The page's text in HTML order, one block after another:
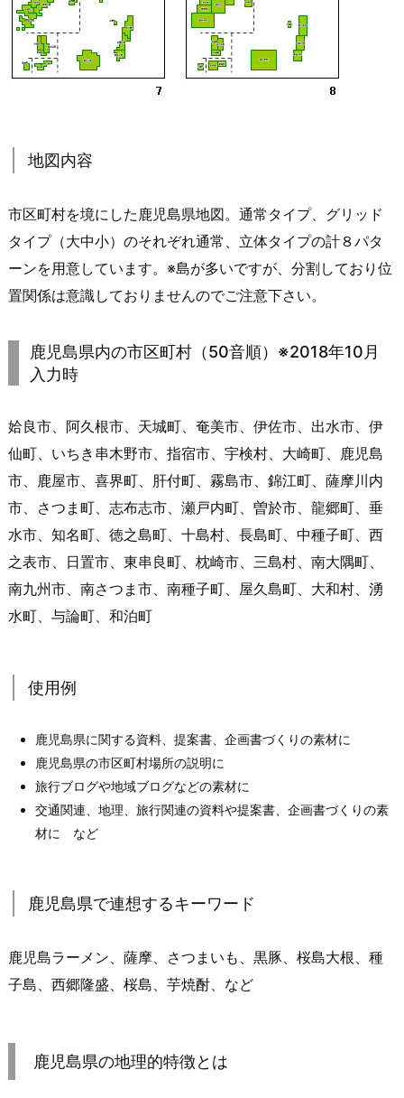
地図内容
市区町村を境にした鹿児島県地図。通常タイプ、グリッド
タイプ（大中小）のそれぞれ通常、立体タイプの計８パタ
ーンを用意しています。※島が多いですが、分割しており位
置関係は意識しておりませんのでご注意下さい。
鹿児島県内の市区町村（50音順）※2018年10月
入力時
姶良市、阿久根市、天城町、奄美市、伊佐市、出水市、伊
仙町、いちき串木野市、指宿市、宇検村、大崎町、鹿児島
市、鹿屋市、喜界町、肝付町、霧島市、錦江町、薩摩川内
市、さつま町、志布志市、瀬戸内町、曽於市、龍郷町、垂
水市、知名町、徳之島町、十島村、長島町、中種子町、西
之表市、日置市、東串良町、枕崎市、三島村、南大隅町、
南九州市、南さつま市、南種子町、屋久島町、大和村、湧
水町、与論町、和泊町
使用例
鹿児島県に関する資料、提案書、企画書づくりの素材に
鹿児島県の市区町村場所の説明に
旅行ブログや地域ブログなどの素材に
交通関連、地理、旅行関連の資料や提案書、企画書づくりの素
材に など
鹿児島県で連想するキーワード
鹿児島ラーメン、薩摩、さつまいも、黒豚、桜島大根、種
子島、西郷隆盛、桜島、芋焼酎、など
鹿児島県の地理的特徴とは